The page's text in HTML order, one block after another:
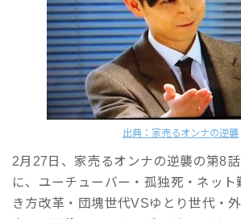
出典：家売るオンナの逆襲
2月27日、家売るオンナの逆襲の第8
に、ユーチューバー・孤独死・ネッ
き方改革・団塊世代VSゆとり世代・